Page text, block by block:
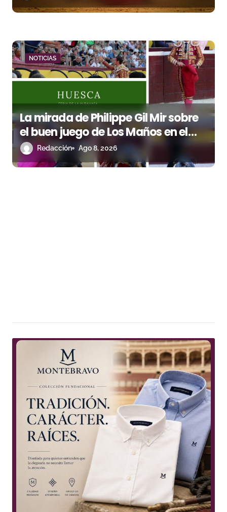
NOTICIAS
La mirada de Philippe Gil Mir sobre
el buen juego de Los Maños en el
arranque de Huesca
Redacción Ago 8, 2026